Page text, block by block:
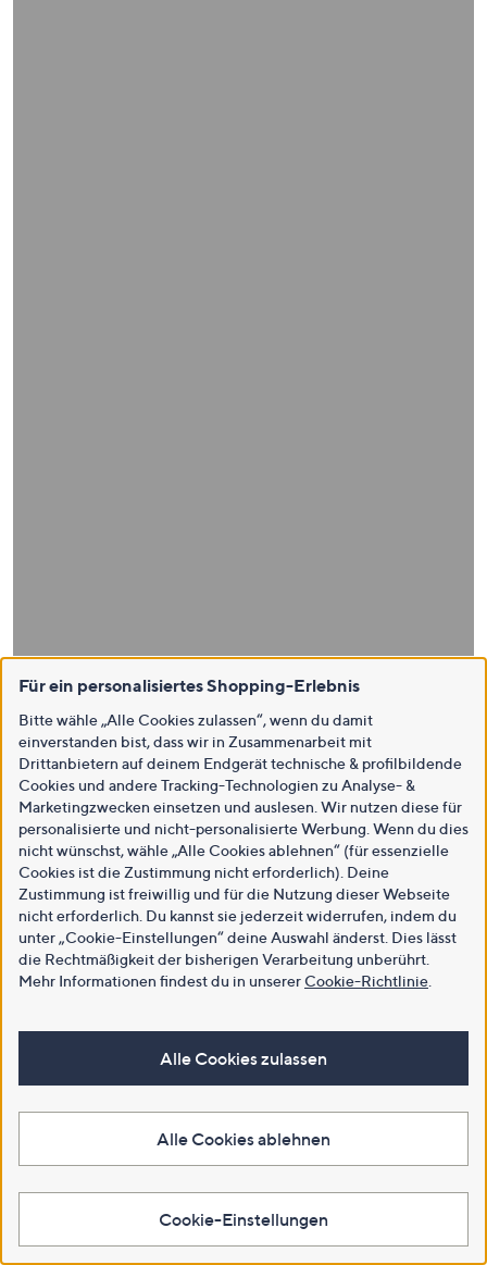
Für ein personalisiertes Shopping-Erlebnis
Bitte wähle „Alle Cookies zulassen“, wenn du damit
einverstanden bist, dass wir in Zusammenarbeit mit
Drittanbietern auf deinem Endgerät technische & profilbildende
Cookies und andere Tracking-Technologien zu Analyse- &
Marketingzwecken einsetzen und auslesen. Wir nutzen diese für
personalisierte und nicht-personalisierte Werbung. Wenn du dies
nicht wünschst, wähle „Alle Cookies ablehnen“ (für essenzielle
Cookies ist die Zustimmung nicht erforderlich). Deine
Zustimmung ist freiwillig und für die Nutzung dieser Webseite
nicht erforderlich. Du kannst sie jederzeit widerrufen, indem du
unter „Cookie-Einstellungen“ deine Auswahl änderst. Dies lässt
die Rechtmäßigkeit der bisherigen Verarbeitung unberührt.
Mehr Informationen findest du in unsererCookie-Richtlinie
Alle Cookies zulassen
Alle Cookies ablehnen
Cookie-Einstellungen